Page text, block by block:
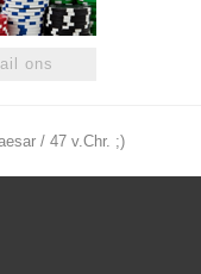
ons
/ 47 v.Chr. ;)